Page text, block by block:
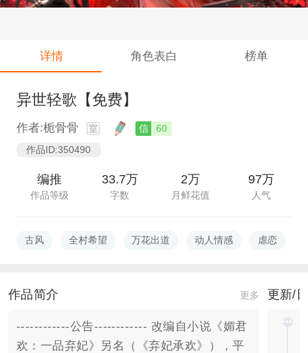
详情 角色表白 榜单
异世轻歌【免费】
作者:栀骨骨 信
60
作品ID:350490
编推
作品等级
33.7万
字数
2万
月鲜花值
97万
人气
古风 全村希望 万花出道 动人情感 虐恋
作品简介 更多
------------公告------------ 改编自小说《媚君
欢：一品弃妃》另名（《弃妃承欢》），平
更新/